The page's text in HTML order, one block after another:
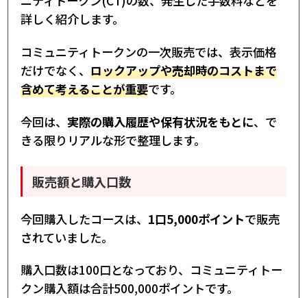
詳しく紹介します。
コミュニティトークンの一次販売では、表示価格
だけでなく、 ロックアップや売却時のコストまで
含めて考えることが重要です。
今回は、 実際の購入履歴や保有状況をもとに、で
きる限りリアルな形で整理します。
販売額と購入口数
今回購入したコースは、 1口5,000ポイントで販売
されていました。
購入口数は100口となっており、コミュニティトー
クン購入額は合計500,000ポイントです。